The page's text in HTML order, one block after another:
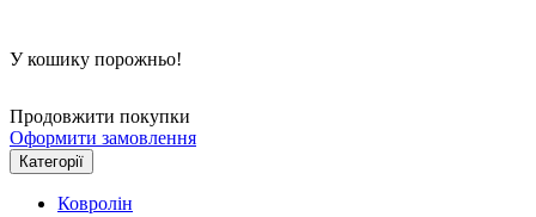
У кошику порожньо!
Продовжити покупки
Оформити замовлення
Категорії
Ковролін